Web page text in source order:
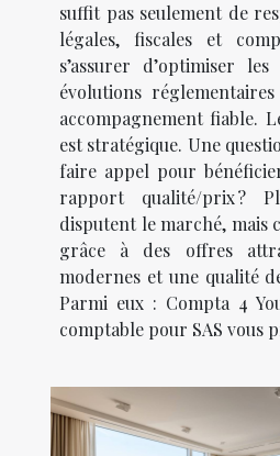
suffit pas seulement de
légales, fiscales et
s’assurer d’optimiser
évolutions
accompagnement fiable.
est stratégique. Une
faire appel pour
rapport qualité/prix ?
disputent le marché,
grâce à des offres
modernes et une qualité
Parmi eux : Compta 4
comptable pour SAS vous